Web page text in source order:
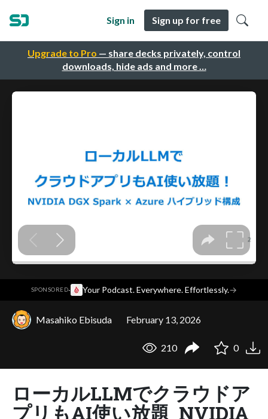
Upgrade to Pro — share decks privately, control
downloads, hide ads and more …
Sign in Sign up for free
SPONSORED· Your Podcast. Everywhere. Effortlessly.→
Masahiko Ebisuda February 13, 2026
210 0
ローカルLLMでクラウドア
プリもAI使い放題_NVIDIA